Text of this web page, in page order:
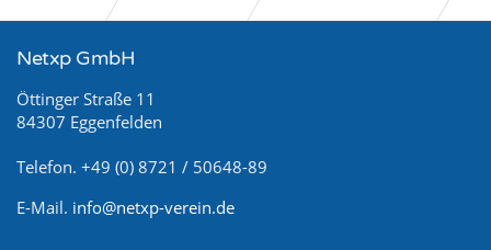
Die Vereinsbuchhaltung
Netxp GmbH
Öttinger Straße 11
84307 Eggenfelden
Telefon. +49 (0) 8721 / 50648-89
E-Mail. info@netxp-verein.de